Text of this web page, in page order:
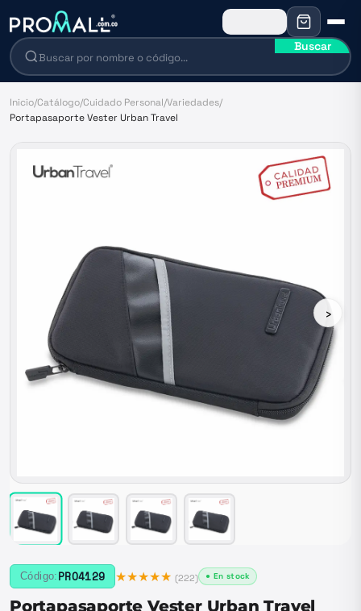
Buscar
Inicio/Catálogo/Cuidado Personal/Variedades/
Portapasaporte Vester Urban Travel
›
Código: PRO4129 ★★★★★ (222) ● En stock
Portapasaporte Vester Urban Travel